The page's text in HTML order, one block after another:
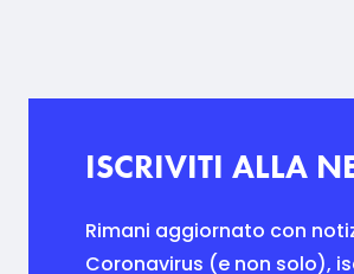
ISCRIVITI ALLA
Rimani aggiornato con
Coronavirus (e non solo),